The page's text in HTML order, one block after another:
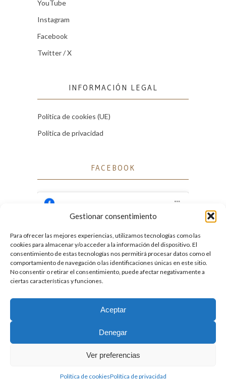
Gestionar consentimiento
Para ofrecer las mejores experiencias, utilizamos tecnologías como las
cookies para almacenar y/o acceder a la información del dispositivo. El
consentimiento de estas tecnologías nos permitirá procesar datos como el
comportamiento de navegación o las identificaciones únicas en este sitio.
No consentir o retirar el consentimiento, puede afectar negativamente a
ciertas características y funciones.
Aceptar
Denegar
Ver preferencias
Política de cookiesPolítica de privacidad
YouTube
Instagram
Facebook
Twitter / X
INFORMACIÓN LEGAL
Política de cookies (UE)
Política de privacidad
FACEBOOK
Facebook
Haz clic para aceptar cookies de marketing
y permitir este contenido